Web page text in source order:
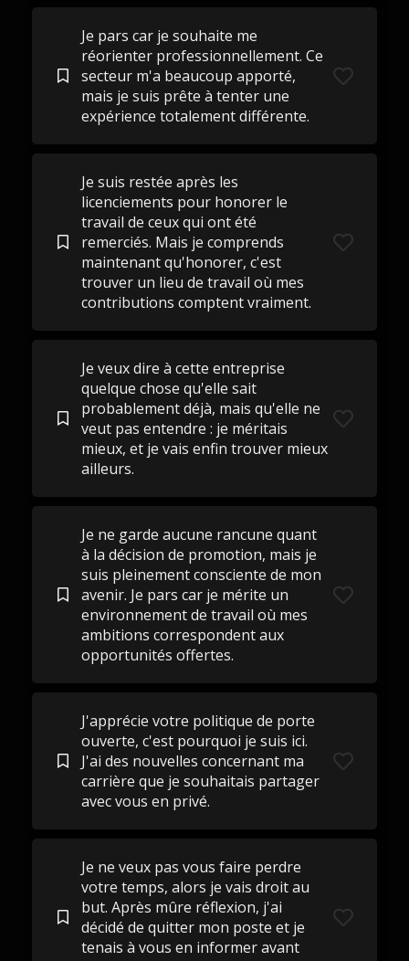
Je pars car je souhaite me
réorienter professionnellement. Ce
secteur m'a beaucoup apporté,
mais je suis prête à tenter une
expérience totalement différente.
Je suis restée après les
licenciements pour honorer le
travail de ceux qui ont été
remerciés. Mais je comprends
maintenant qu'honorer, c'est
trouver un lieu de travail où mes
contributions comptent vraiment.
Je veux dire à cette entreprise
quelque chose qu'elle sait
probablement déjà, mais qu'elle ne
veut pas entendre : je méritais
mieux, et je vais enfin trouver mieux
ailleurs.
Je ne garde aucune rancune quant
à la décision de promotion, mais je
suis pleinement consciente de mon
avenir. Je pars car je mérite un
environnement de travail où mes
ambitions correspondent aux
opportunités offertes.
J'apprécie votre politique de porte
ouverte, c'est pourquoi je suis ici.
J'ai des nouvelles concernant ma
carrière que je souhaitais partager
avec vous en privé.
Je ne veux pas vous faire perdre
votre temps, alors je vais droit au
but. Après mûre réflexion, j'ai
décidé de quitter mon poste et je
tenais à vous en informer avant